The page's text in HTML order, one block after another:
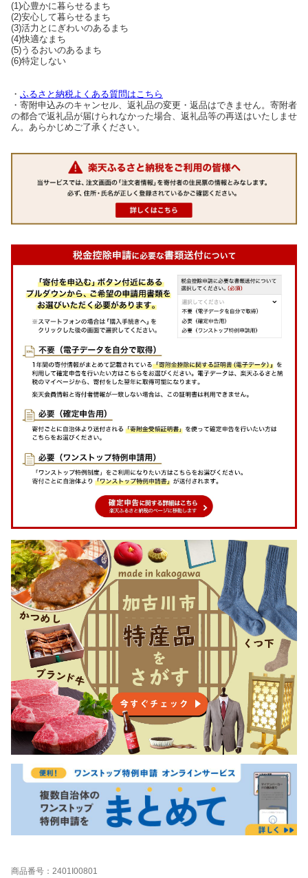
(1)心豊かに暮らせるまち
(2)安心して暮らせるまち
(3)活力とにぎわいのあるまち
(4)快適なまち
(5)うるおいのあるまち
(6)特定しない
・ ふるさと納税よくある質問はこちら
・寄附申込みのキャンセル、返礼品の変更・返品はできません。寄附者
の都合で返礼品が届けられなかった場合、返礼品等の再送はいたしませ
ん。あらかじめご了承ください。
商品番号：2401I00801